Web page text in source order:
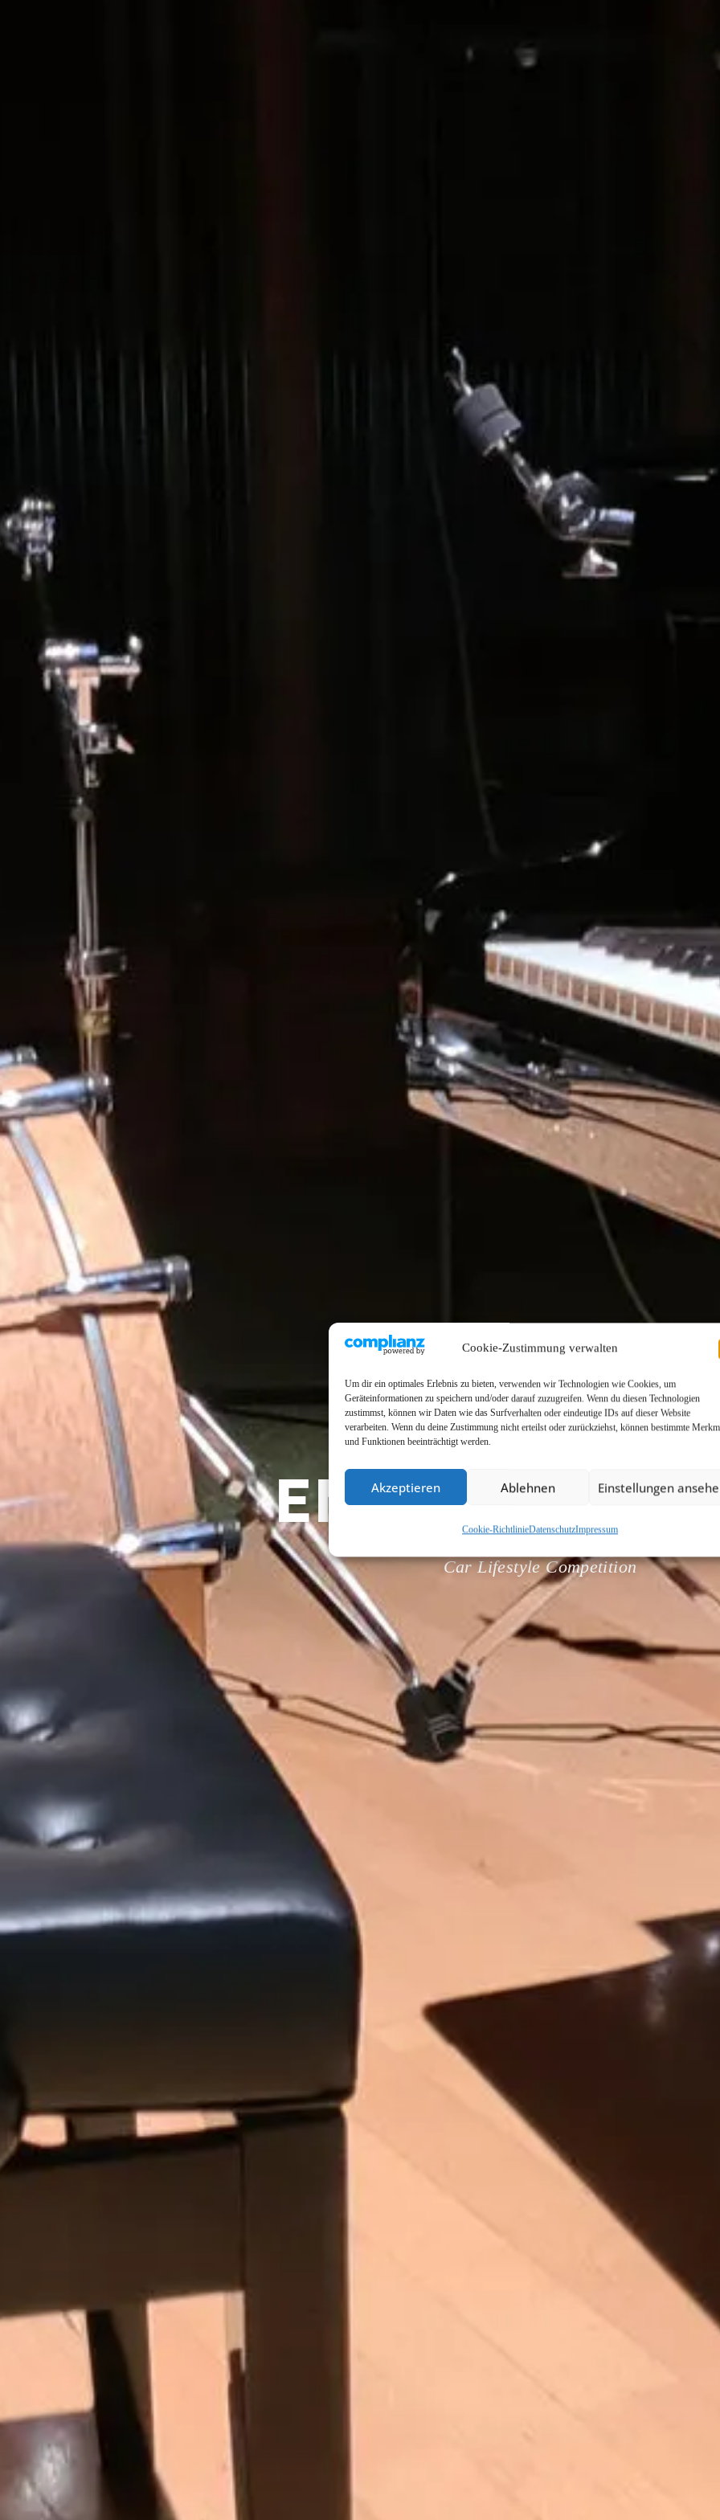
Cookie-Zustimmung verwalten
Um dir ein optimales Erlebnis zu bieten, verwenden wir Technologien wie Cookies, um
Geräteinformationen zu speichern und/oder darauf zuzugreifen. Wenn du diesen Technologien
zustimmst, können wir Daten wie das Surfverhalten oder eindeutige IDs auf dieser Website
verarbeiten. Wenn du deine Zustimmung nicht erteilst oder zurückziehst, können bestimmte
und Funktionen beeinträchtigt werden.
Akzeptieren Ablehnen Einstellungen
Cookie-RichtlinieDatenschutzImpressum
EMMA
Car Lifestyle Competition